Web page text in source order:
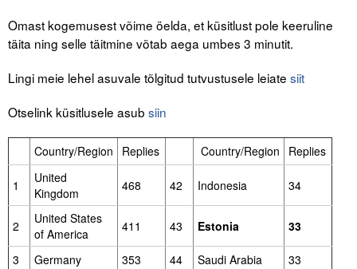
ICC komisjonid
Digiraamatukogu
Juhendid ja väljaanded
Videod
Kontakt
Liitu meililistiga
Oskusteave
Omast kogemusest võime öelda, et küsitlust pole keeruline
täita ning selle täitmine võtab aega umbes 3 minutit.
Lingi meie lehel asuvale tõlgitud tutvustusele leiate siit
Otselink küsitlusele asub siin
Country/Region Replies Country/Region Replies
1
United
Kingdom
468 42 Indonesia 34
2
United States
of America
411 43 Estonia 33
3 Germany 353 44 Saudi Arabia
33